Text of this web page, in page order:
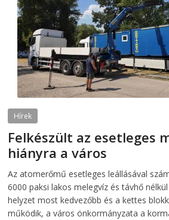
Hírek
Felkészült az esetleges
hiányra a város
Az atomerőmű esetleges leállásával
6000 paksi lakos melegvíz és távhő
helyzet most kedvezőbb és a kettes
működik, a város önkormányzata a